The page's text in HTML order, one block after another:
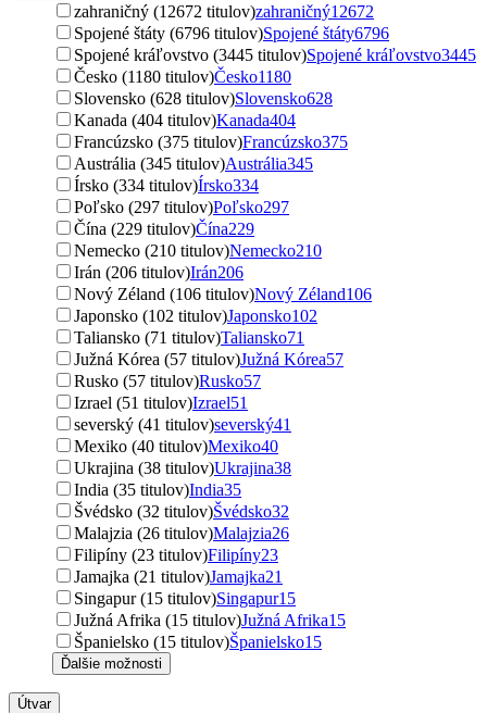
zahraničný (12672 titulov)zahraničný12672
Spojené štáty (6796 titulov)Spojené štáty6796
Spojené kráľovstvo (3445 titulov)Spojené kráľovstvo3445
Česko (1180 titulov)Česko1180
Slovensko (628 titulov)Slovensko628
Kanada (404 titulov)Kanada404
Francúzsko (375 titulov)Francúzsko375
Austrália (345 titulov)Austrália345
Írsko (334 titulov)Írsko334
Poľsko (297 titulov)Poľsko297
Čína (229 titulov)Čína229
Nemecko (210 titulov)Nemecko210
Irán (206 titulov)Irán206
Nový Zéland (106 titulov)Nový Zéland106
Japonsko (102 titulov)Japonsko102
Taliansko (71 titulov)Taliansko71
Južná Kórea (57 titulov)Južná Kórea57
Rusko (57 titulov)Rusko57
Izrael (51 titulov)Izrael51
severský (41 titulov)severský41
Mexiko (40 titulov)Mexiko40
Ukrajina (38 titulov)Ukrajina38
India (35 titulov)India35
Švédsko (32 titulov)Švédsko32
Malajzia (26 titulov)Malajzia26
Filipíny (23 titulov)Filipíny23
Jamajka (21 titulov)Jamajka21
Singapur (15 titulov)Singapur15
Južná Afrika (15 titulov)Južná Afrika15
Španielsko (15 titulov)Španielsko15
Ďalšie možnosti
Útvar